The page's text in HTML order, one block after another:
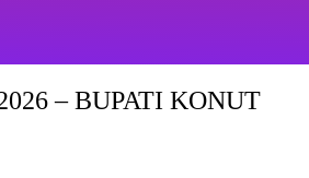
– BUPATI KONUT